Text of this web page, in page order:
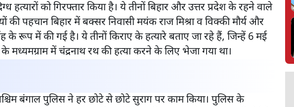
हत्यारों को गिरफ्तार किया है। ये तीनों बिहार और उत्तर प्रदेश के रहने वाले
की पहचान बिहार में बक्सर निवासी मयंक राज मिश्रा व विक्की मौर्य और
के रूप में की गई है। ये तीनों किराए के हत्यारे बताए जा रहे हैं, जिन्हें 6 मई
मध्यमग्राम में चंद्रनाथ रथ की हत्या करने के लिए भेजा गया था।
बंगाल पुलिस ने हर छोटे से छोटे सुराग पर काम किया। पुलिस के